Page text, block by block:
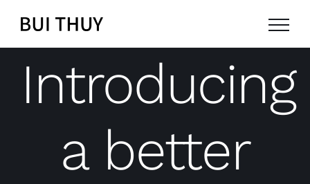
content
Introducing
a better